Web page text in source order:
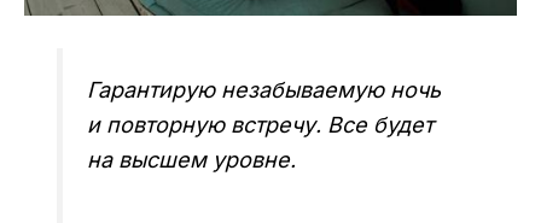
Гарантирую незабываемую ночь
и повторную встречу. Все будет
на высшем уровне.